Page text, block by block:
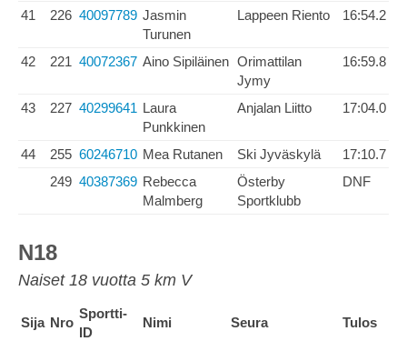
41 226 40097789 Jasmin
Turunen
Lappeen Riento 16:54.2
42 221 40072367 Aino Sipiläinen Orimattilan
Jymy
16:59.8
43 227 40299641 Laura
Punkkinen
Anjalan Liitto 17:04.0
44 255 60246710 Mea Rutanen Ski Jyväskylä
17:10.7
249 40387369 Rebecca
Malmberg
Österby
Sportklubb
DNF
N18
Naiset 18 vuotta 5 km V
Sija Nro
Sportti-
ID
Nimi Seura Tulos